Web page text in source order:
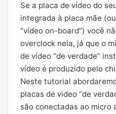
Se a placa de vídeo do
integrada à placa mãe
“vídeo on-board”) você
overclock nela, já que o
de vídeo “de verdade”
vídeo é produzido pelo
Neste tutorial
placas de video “de
são conectadas ao micro